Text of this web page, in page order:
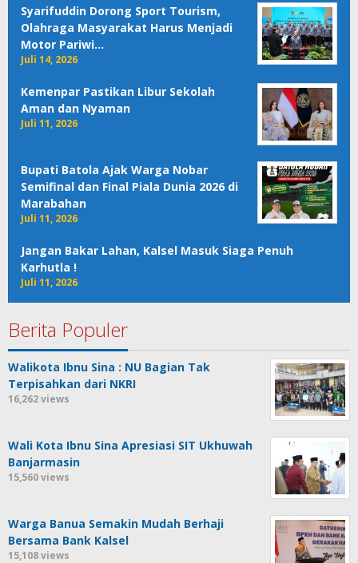
Syarifuddin Dorong Sport Tourism,
Olahraga Masyarakat Harus Menjadi
Motor Pariwi…
Juli 14, 2026
Kemenpar Pastikan Libur Sekolah
Aman dan Nyaman
Juli 11, 2026
Bupati Batola Ajak Warga Nobar
Semifinal dan Final Piala Dunia 2026 di
Marabahan
Juli 11, 2026
Jangan Bakar Lahan, Kalsel Masuk Siaga Penuh
Karhutla !
Juli 11, 2026
Berita Populer
Walikota Ibnu Sina : NU Bagian Tak
Terpisahkan dari NKRI
16,262 views
Wali Kota Ibnu Sina Apresiasi SIT Ukhuwah
Banjarmasin
15,560 views
Warga Banua Semakin Mudah Berhaji
Bersama Bank Kalsel
15,108 views